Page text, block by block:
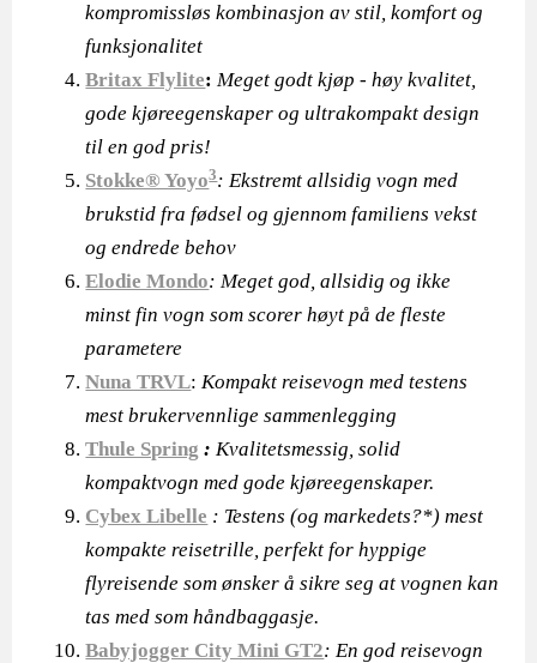
kompromissløs kombinasjon av stil, komfort og
funksjonalitet
Britax Flylite: Meget godt kjøp - høy kvalitet,
gode kjøreegenskaper og ultrakompakt design
til en god pris!
Stokke® Yoyo3: Ekstremt allsidig vogn med
brukstid fra fødsel og gjennom familiens vekst
og endrede behov
Elodie Mondo: Meget god, allsidig og ikke
minst fin vogn som scorer høyt på de fleste
parametere
Nuna TRVL:Kompakt reisevogn med testens
mest brukervennlige sammenlegging
Thule Spring :Kvalitetsmessig, solid
kompaktvogn med gode kjøreegenskaper.
Cybex Libelle : Testens (og markedets?*) mest
kompakte reisetrille, perfekt for hyppige
flyreisende som ønsker å sikre seg at vognen kan
tas med som håndbaggasje.
Babyjogger City Mini GT2: En god reisevogn